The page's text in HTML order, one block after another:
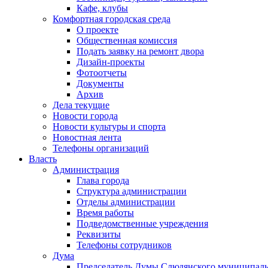
Кафе, клубы
Комфортная городская среда
О проекте
Общественная комиссия
Подать заявку на ремонт двора
Дизайн-проекты
Фотоотчеты
Документы
Архив
Дела текущие
Новости города
Новости культуры и спорта
Новостная лента
Телефоны организаций
Власть
Администрация
Глава города
Структура администрации
Отделы администрации
Время работы
Подведомственные учреждения
Реквизиты
Телефоны сотрудников
Дума